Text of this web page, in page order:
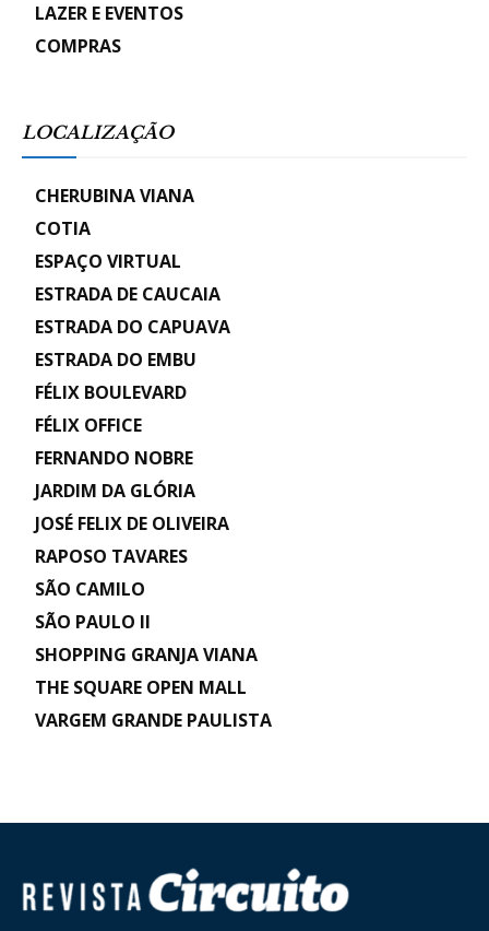
LAZER E EVENTOS
COMPRAS
LOCALIZAÇÃO
CHERUBINA VIANA
COTIA
ESPAÇO VIRTUAL
ESTRADA DE CAUCAIA
ESTRADA DO CAPUAVA
ESTRADA DO EMBU
FÉLIX BOULEVARD
FÉLIX OFFICE
FERNANDO NOBRE
JARDIM DA GLÓRIA
JOSÉ FELIX DE OLIVEIRA
RAPOSO TAVARES
SÃO CAMILO
SÃO PAULO II
SHOPPING GRANJA VIANA
THE SQUARE OPEN MALL
VARGEM GRANDE PAULISTA